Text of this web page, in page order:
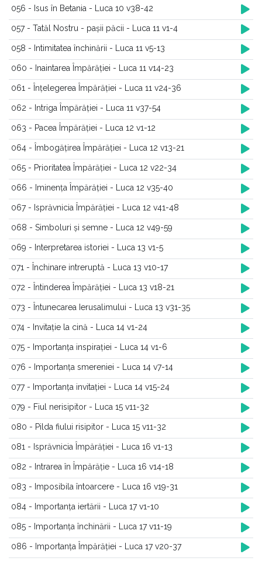
056 - Isus în Betania - Luca 10 v38-42
057 - Tatăl Nostru - pașii păcii - Luca 11 v1-4
058 - Intimitatea închinării - Luca 11 v5-13
060 - Inaintarea Împărăției - Luca 11 v14-23
061 - Înțelegerea Împărăției - Luca 11 v24-36
062 - Intriga Împărăției - Luca 11 v37-54
063 - Pacea Împărăției - Luca 12 v1-12
064 - Îmbogățirea Împărăției - Luca 12 v13-21
065 - Prioritatea Împărăției - Luca 12 v22-34
066 - Iminența Împărăției - Luca 12 v35-40
067 - Isprăvnicia Împărăției - Luca 12 v41-48
068 - Simboluri și semne - Luca 12 v49-59
069 - Interpretarea istoriei - Luca 13 v1-5
071 - Închinare intreruptă - Luca 13 v10-17
072 - Întinderea Împărăției - Luca 13 v18-21
073 - Întunecarea Ierusalimului - Luca 13 v31-35
074 - Invitație la cină - Luca 14 v1-24
075 - Importanța inspirației - Luca 14 v1-6
076 - Importanța smereniei - Luca 14 v7-14
077 - Importanța invitației - Luca 14 v15-24
079 - Fiul nerisipitor - Luca 15 v11-32
080 - Pilda fiului risipitor - Luca 15 v11-32
081 - Isprăvnicia Împărăției - Luca 16 v1-13
082 - Intrarea în Împărăție - Luca 16 v14-18
083 - Imposibila întoarcere - Luca 16 v19-31
084 - Importanța iertării - Luca 17 v1-10
085 - Importanța închinării - Luca 17 v11-19
086 - Importanța Împărăției - Luca 17 v20-37